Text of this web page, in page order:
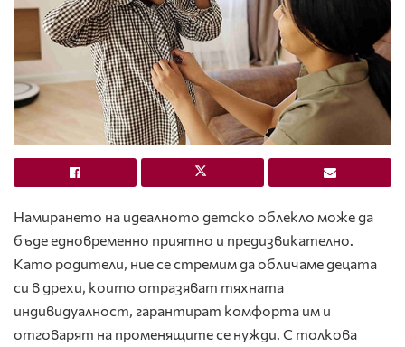
Намирането на идеалното детско облекло може да
бъде едновременно приятно и предизвикателно.
Като родители, ние се стремим да обличаме децата
си в дрехи, които отразяват тяхната
индивидуалност, гарантират комфорта им и
отговарят на променящите се нужди. С толкова